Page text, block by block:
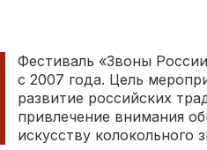
Фестиваль «Звоны
с 2007 года. Цель
развитие российских
привлечение внимания
искусству колокольного